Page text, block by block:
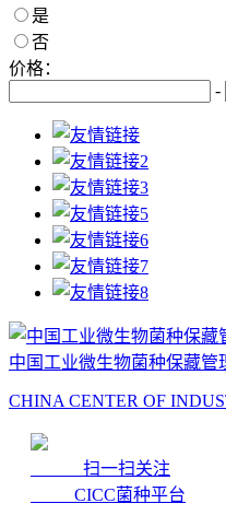
是
否
价格：
-
中国工业微生物菌种保藏管
CHINA CENTER OF
扫一扫关注
CICC菌种平台